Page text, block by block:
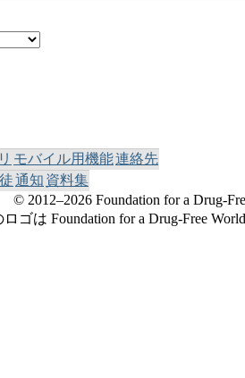
モバイル用機能連絡先
通知 資料集
© 2012–2026 Foundation for a Drug-
ロゴは Foundation for a Drug-Free